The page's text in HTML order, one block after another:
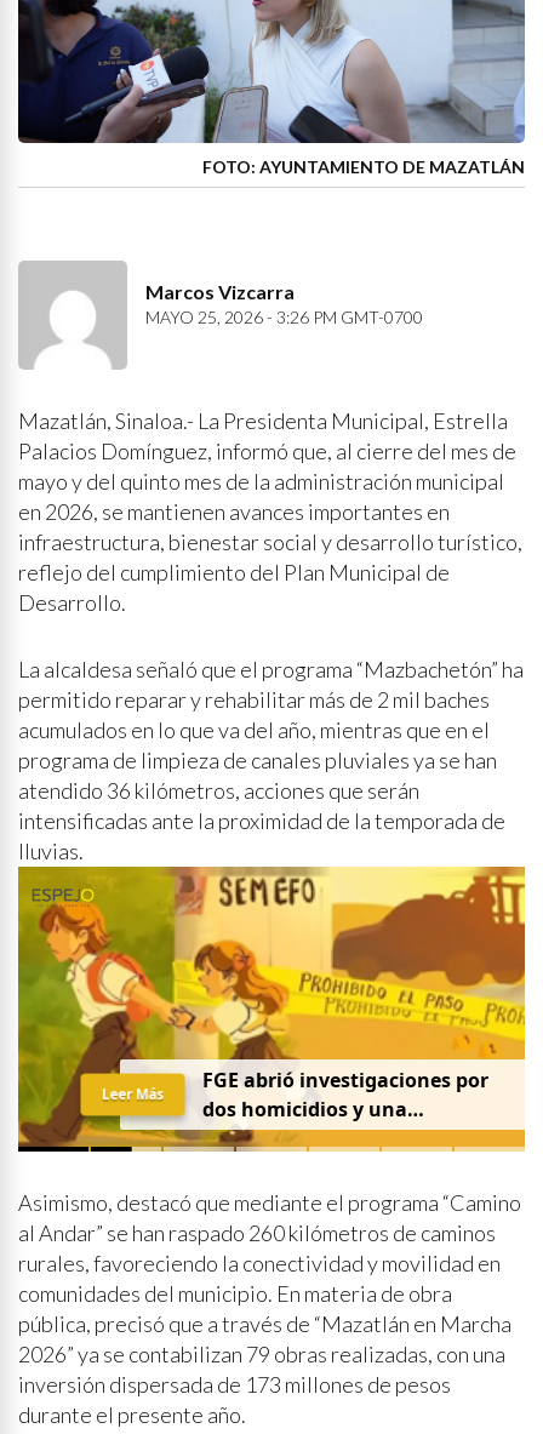
FOTO: AYUNTAMIENTO DE MAZATLÁN
Marcos Vizcarra
MAYO 25, 2026 - 3:26 PM GMT-0700
Mazatlán, Sinaloa.- La Presidenta Municipal, Estrella
Palacios Domínguez, informó que, al cierre del mes de
mayo y del quinto mes de la administración municipal
en 2026, se mantienen avances importantes en
infraestructura, bienestar social y desarrollo turístico,
reflejo del cumplimiento del Plan Municipal de
Desarrollo.
La alcaldesa señaló que el programa “Mazbachetón” ha
permitido reparar y rehabilitar más de 2 mil baches
acumulados en lo que va del año, mientras que en el
programa de limpieza de canales pluviales ya se han
atendido 36 kilómetros, acciones que serán
intensificadas ante la proximidad de la temporada de
lluvias.
FGE abrió investigaciones por
dos homicidios y una
desaparición el 7 de agosto
Leer Más
Asimismo, destacó que mediante el programa “Camino
al Andar” se han raspado 260 kilómetros de caminos
rurales, favoreciendo la conectividad y movilidad en
comunidades del municipio. En materia de obra
pública, precisó que a través de “Mazatlán en Marcha
2026” ya se contabilizan 79 obras realizadas, con una
inversión dispersada de 173 millones de pesos
durante el presente año.